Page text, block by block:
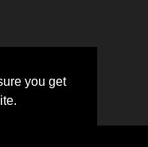
you get